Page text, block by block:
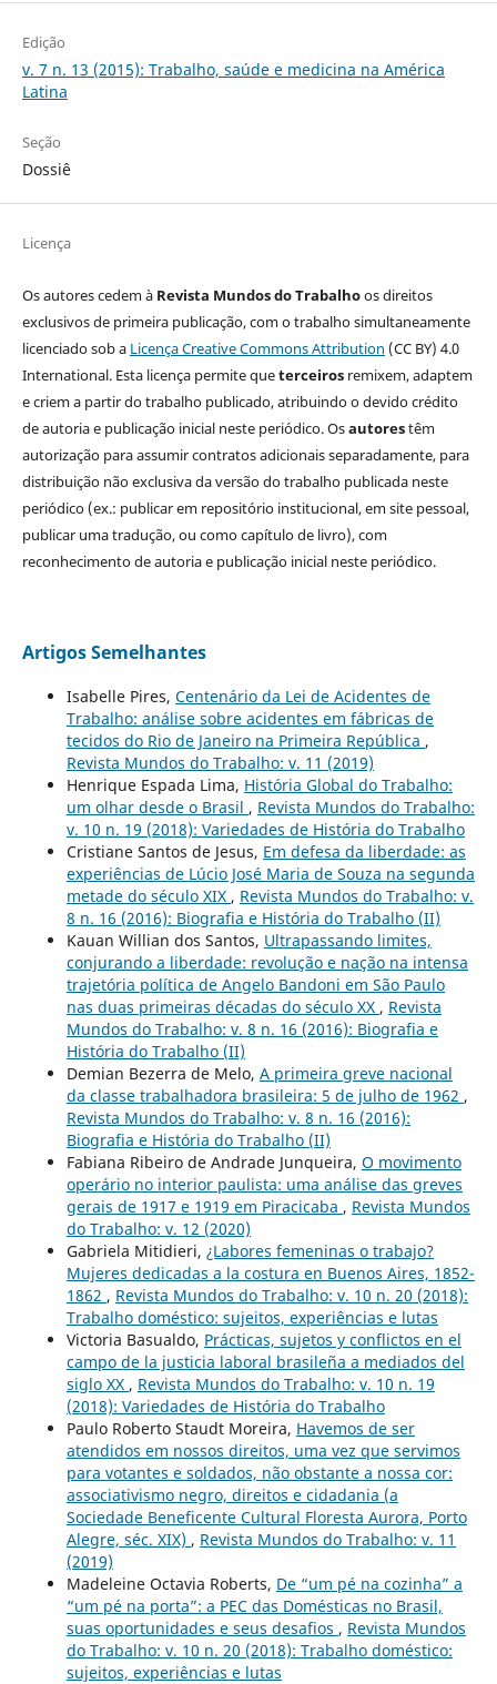
Edição
v. 7 n. 13 (2015): Trabalho, saúde e medicina na América
Latina
Seção
Dossiê
Licença
Os autores cedem à Revista Mundos do Trabalhoos direitos
exclusivos de primeira publicação, com o trabalho simultaneamente
licenciado sob a Licença Creative Commons Attribution (CC BY) 4.0
International. Esta licença permite queterceirosremixem, adaptem
e criem a partir do trabalho publicado, atribuindo o devido crédito
de autoria e publicação inicial neste periódico. Osautorestêm
autorização para assumir contratos adicionais separadamente, para
distribuição não exclusiva da versão do trabalho publicada neste
periódico (ex.: publicar em repositório institucional, em site pessoal,
publicar uma tradução, ou como capítulo de livro), com
reconhecimento de autoria e publicação inicial neste periódico.
Artigos Semelhantes
Isabelle Pires, Centenário da Lei de Acidentes de
Trabalho: análise sobre acidentes em fábricas de
tecidos do Rio de Janeiro na Primeira República ,
Revista Mundos do Trabalho: v. 11 (2019)
Henrique Espada Lima, História Global do Trabalho:
um olhar desde o Brasil , Revista Mundos do Trabalho:
v. 10 n. 19 (2018): Variedades de História do Trabalho
Cristiane Santos de Jesus, Em defesa da liberdade: as
experiências de Lúcio José Maria de Souza na segunda
metade do século XIX , Revista Mundos do Trabalho: v.
8 n. 16 (2016): Biografia e História do Trabalho (II)
Kauan Willian dos Santos, Ultrapassando limites,
conjurando a liberdade: revolução e nação na intensa
trajetória política de Angelo Bandoni em São Paulo
nas duas primeiras décadas do século XX , Revista
Mundos do Trabalho: v. 8 n. 16 (2016): Biografia e
História do Trabalho (II)
Demian Bezerra de Melo, A primeira greve nacional
da classe trabalhadora brasileira: 5 de julho de 1962 ,
Revista Mundos do Trabalho: v. 8 n. 16 (2016):
Biografia e História do Trabalho (II)
Fabiana Ribeiro de Andrade Junqueira, O movimento
operário no interior paulista: uma análise das greves
gerais de 1917 e 1919 em Piracicaba , Revista Mundos
do Trabalho: v. 12 (2020)
Gabriela Mitidieri, ¿Labores femeninas o trabajo?
Mujeres dedicadas a la costura en Buenos Aires, 1852-
1862 , Revista Mundos do Trabalho: v. 10 n. 20 (2018):
Trabalho doméstico: sujeitos, experiências e lutas
Victoria Basualdo, Prácticas, sujetos y conflictos en el
campo de la justicia laboral brasileña a mediados del
siglo XX , Revista Mundos do Trabalho: v. 10 n. 19
(2018): Variedades de História do Trabalho
Paulo Roberto Staudt Moreira, Havemos de ser
atendidos em nossos direitos, uma vez que servimos
para votantes e soldados, não obstante a nossa cor:
associativismo negro, direitos e cidadania (a
Sociedade Beneficente Cultural Floresta Aurora, Porto
Alegre, séc. XIX) , Revista Mundos do Trabalho: v. 11
(2019)
Madeleine Octavia Roberts, De “um pé na cozinha” a
“um pé na porta”: a PEC das Domésticas no Brasil,
suas oportunidades e seus desafios , Revista Mundos
do Trabalho: v. 10 n. 20 (2018): Trabalho doméstico:
sujeitos, experiências e lutas